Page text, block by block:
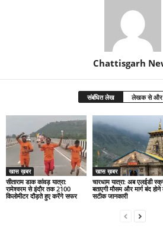
Chattisgarh
संबंधित लेख लेखक से और
खास ख़बर
सीताराम डाक कांवड़ यात्रा:
रामेश्वरम से इंदौर तक 2100
किलोमीटर दौड़ते हुए करेंगे सफर
खास ख़बर
चारधाम यात्रा: अब एलईडी
बताएगी मौसम और मार्ग बंद होने
सटीक जानकारी